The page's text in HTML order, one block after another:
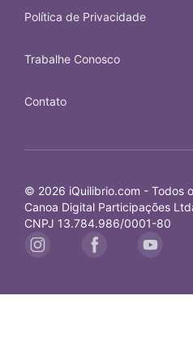
Política de Privacidade
Trabalhe Conosco
Contato
© 2026 iQuilibrio.com - Todos
Canoa Digital Participações
CNPJ 13.784.986/0001-80